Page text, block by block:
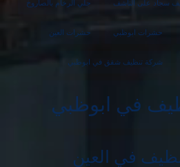
سجاد على الناشف جلي الرخام بالصاروخ
حشرات ابوظبي حشرات العين
شركة تنظيف شقق في ابوظبي
في ابوظبي
في العين